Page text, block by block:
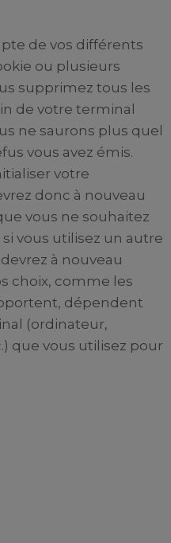
de vos différents
ou plusieurs
supprimez tous les
de votre terminal
ne saurons plus quel
vous avez émis.
votre
donc à nouveau
vous ne souhaitez
vous utilisez un autre
à nouveau
choix, comme les
dépendent
(ordinateur,
que vous utilisez pour